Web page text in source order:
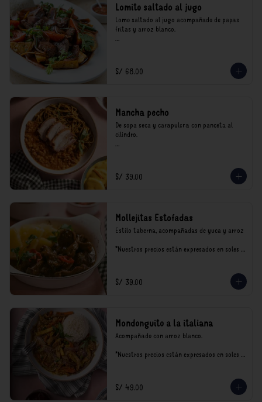
Lomito saltado al jugo
Lomo saltado al jugo acompañado de papas
fritas y arroz blanco.
consumo.
S/ 68.00
Mancha pecho
De sopa seca y carapulcra con panceta al
cilindro.
consumo.
S/ 39.00
Mollejitas Estofadas
Estilo taberna, acompañadas de yuca y arroz
*Nuestros precios están expresados en soles e
S/ 39.00
Mondonguito a la italiana
Acompañado con arroz blanco.
*Nuestros precios están expresados en soles e
S/ 49.00